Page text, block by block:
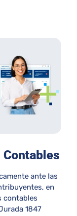
ante las
en
contables
1847